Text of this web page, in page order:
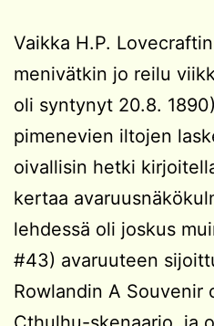
Vaikka H.P.
menivätkin jo reilu
oli syntynyt 20.8.
pimenevien iltojen
oivallisin hetki
kertaa
lehdessä oli joskus
#43) avaruuteen
Rowlandin A Souvenir